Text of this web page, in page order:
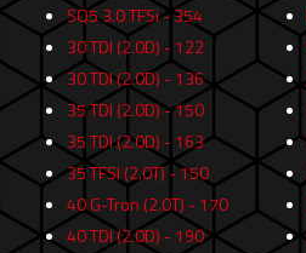
SQ5 3.0 TFSi - 354
30 TDI (2.0D) - 122
30 TDI (2.0D) - 136
35 TDI (2.0D) - 150
35 TDI (2.0D) - 163
35 TFSI (2.0T) - 150
40 G-Tron (2.0T) - 170
40 TDI (2.0D) - 190